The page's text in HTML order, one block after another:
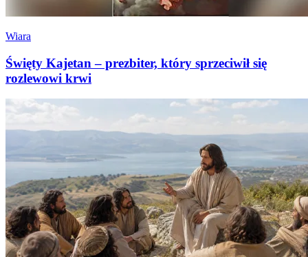
Wiara
Święty Kajetan – prezbiter, który sprzeciwił się
rozlewowi krwi